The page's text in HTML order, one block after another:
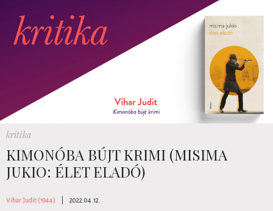
kritika
KIMONÓBA BÚJT KRIMI (MISIMA
JUKIO: ÉLET ELADÓ)
Vihar Judit (1944) 2022.04.12.